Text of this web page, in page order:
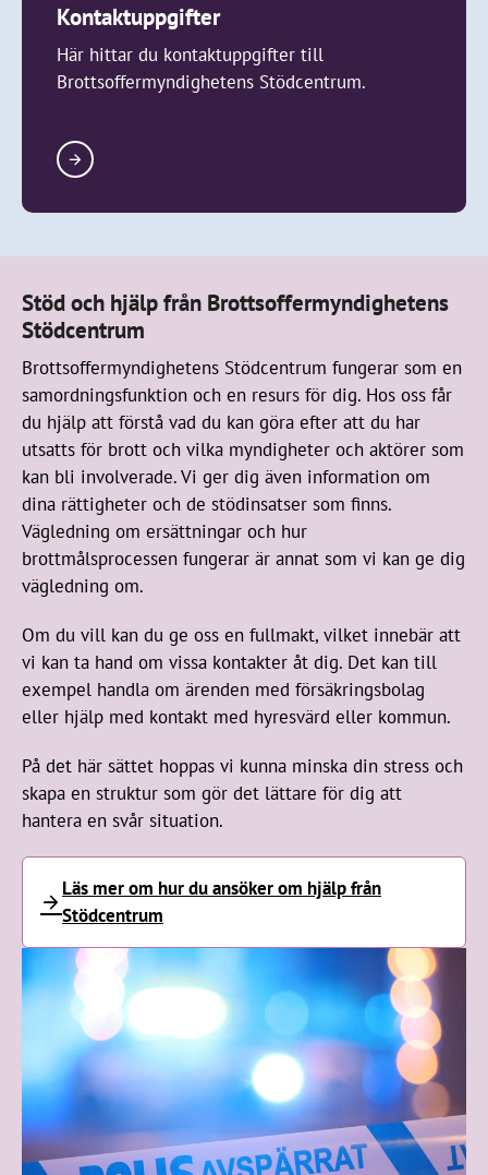
Kontaktuppgifter
Här hittar du kontaktuppgifter till
Brottsoffermyndighetens Stödcentrum.
Stöd och hjälp från Brottsoffermyndighetens
Stödcentrum
Brottsoffermyndighetens Stödcentrum fungerar som en
samordningsfunktion och en resurs för dig. Hos oss får
du hjälp att förstå vad du kan göra efter att du har
utsatts för brott och vilka myndigheter och aktörer som
kan bli involverade. Vi ger dig även information om
dina rättigheter och de stödinsatser som finns.
Vägledning om ersättningar och hur
brottmålsprocessen fungerar är annat som vi kan ge dig
vägledning om.
Om du vill kan du ge oss en fullmakt, vilket innebär att
vi kan ta hand om vissa kontakter åt dig. Det kan till
exempel handla om ärenden med försäkringsbolag
eller hjälp med kontakt med hyresvärd eller kommun.
På det här sättet hoppas vi kunna minska din stress och
skapa en struktur som gör det lättare för dig att
hantera en svår situation.
Läs mer om hur du ansöker om hjälp från
Stödcentrum